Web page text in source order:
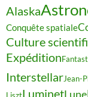
Alaska
Conquête spatiale
Culture
Expédition
InterstellarJean-
LuminetLune